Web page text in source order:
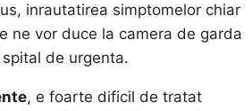
inrautatirea simptomelor chiar
ne vor duce la camera de garda
de urgenta.
, e foarte dificil de tratat